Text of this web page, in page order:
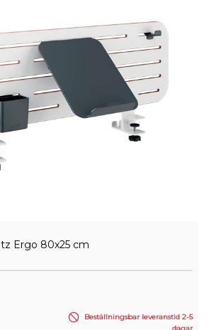
Ergo 80x25 cm
Beställningsbar leveranstid 2-5
dagar